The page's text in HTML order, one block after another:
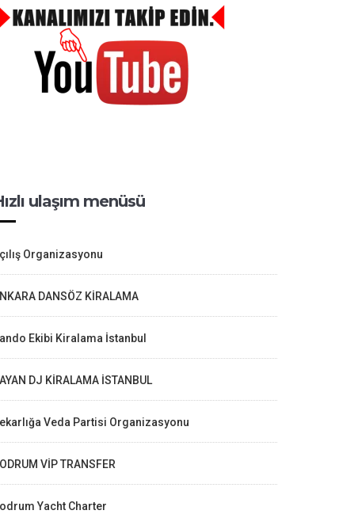
ulaşım menüsü
Organizasyonu
DANSÖZ KİRALAMA
Ekibi Kiralama İstanbul
DJ KİRALAMA İSTANBUL
Veda Partisi Organizasyonu
VİP TRANSFER
Yacht Charter